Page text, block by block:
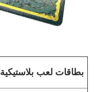
بطاقات لعب بلاستيكية